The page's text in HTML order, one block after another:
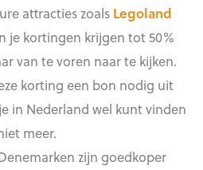
attracties zoals Legoland
je kortingen krijgen tot 50%
van te voren naar te kijken.
korting een bon nodig uit
in Nederland wel kunt vinden
meer.
zijn goedkoper